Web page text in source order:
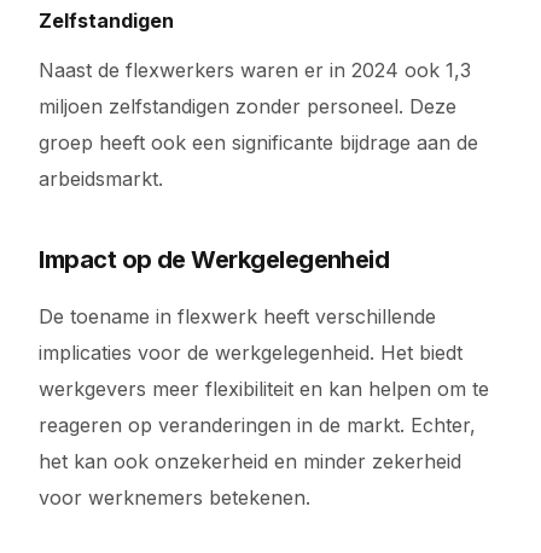
Zelfstandigen
Naast de flexwerkers waren er in 2024 ook 1,3
miljoen zelfstandigen zonder personeel. Deze
groep heeft ook een significante bijdrage aan de
arbeidsmarkt.
Impact op de Werkgelegenheid
De toename in flexwerk heeft verschillende
implicaties voor de werkgelegenheid. Het biedt
werkgevers meer flexibiliteit en kan helpen om te
reageren op veranderingen in de markt. Echter,
het kan ook onzekerheid en minder zekerheid
voor werknemers betekenen.